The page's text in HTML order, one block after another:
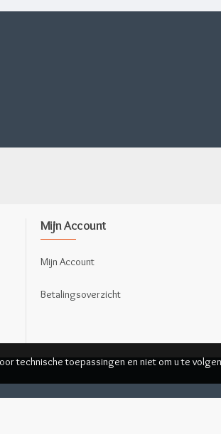
Mijn Account
Mijn Account
Betalingsoverzicht
technische toepassingen en niet om u te